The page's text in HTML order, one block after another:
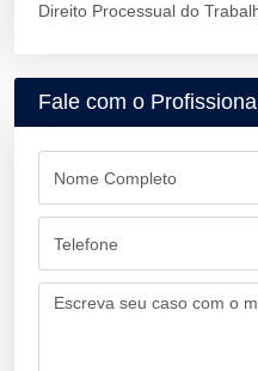
Direito Processual do
Fale com o Profissional